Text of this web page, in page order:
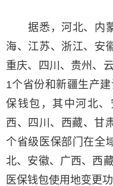
据悉，河北、内蒙
海、江苏、浙江、安
重庆、四川、贵州、
1个省份和新疆生产
保钱包，其中河北
西、四川、西藏、甘
个省级医保部门在全
北、安徽、广西、西
医保钱包使用地变更功